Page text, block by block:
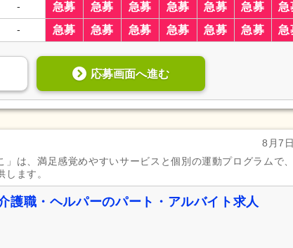
- 急募 急募 急募 急募 急募 急募 急
- 急募 急募 急募 急募 急募 急募 急
応募画面へ進む
8月7
は、満足感覚めやすいサービスと個別の運動プログラムで
ます。
護職・ヘルパーのパート・アルバイト求人